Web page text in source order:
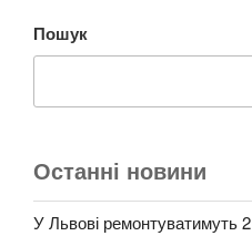
Пошук
Останні новини
У Львові ремонтуватимуть